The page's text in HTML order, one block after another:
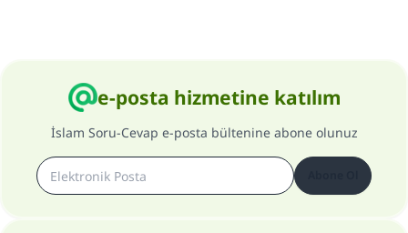
e-posta hizmetine katılım
İslam Soru-Cevap e-posta bültenine abone olunuz